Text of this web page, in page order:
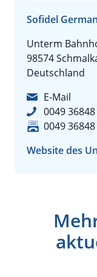
Sofidel
Unterm
98574
Deutschland
E-Mail
0049
0049
Website des